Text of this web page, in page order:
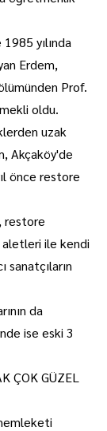
yılında
Erdem,
Prof.
oldu.
uzak
Akçaköy'de
önce restore
restore
ile kendi
sanatçıların
da
ise eski 3
ÇOK GÜZEL